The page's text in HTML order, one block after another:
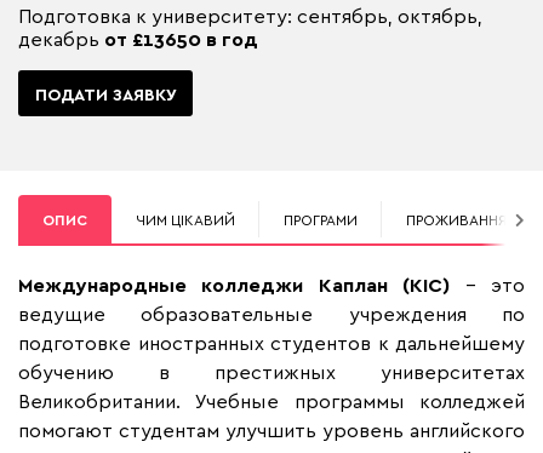
Подготовка к университету: сентябрь, октябрь,
декабрь от £13650 в год
ПОДАТИ ЗАЯВКУ
ОПИС ЧИМ ЦІКАВИЙ ПРОГРАМИ ПРОЖИВАННЯ
Международные колледжи Каплан (KIC) – это
ведущие образовательные учреждения по
подготовке иностранных студентов к дальнейшему
обучению в престижных университетах
Великобритании. Учебные программы колледжей
помогают студентам улучшить уровень английского